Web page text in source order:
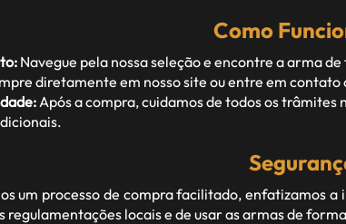
Como
Navegue pela nossa seleção e encontre a arma
diretamente em nosso site ou entre em
Após a compra, cuidamos de todos os
um processo de compra facilitado, enfatizamos
regulamentações locais e de usar as armas de